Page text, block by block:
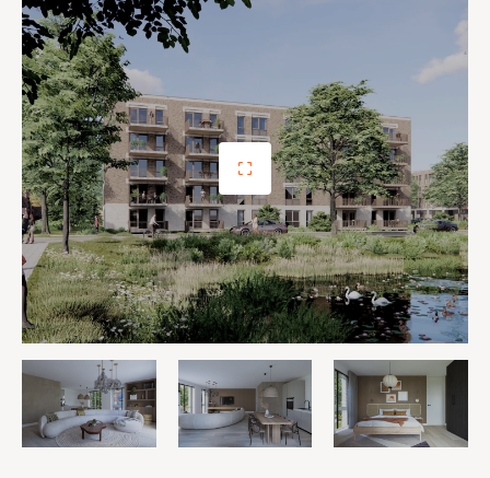
wijzigingen voorbehouden. Aan de Artist impressies en
sfeerplattegronden kunnen geen rechten ontleent
worden. Deze ondersteunende documentatie is
gemaakt om inzichtelijk te maken wat er onder andere
mogelijk is. De appartementen worden in basis
opgeleverd met een eenvoudige keuken, toilet en
badkamer van Middelkoop. Uiteraard kunnen deze naar
wens aangepast worden.